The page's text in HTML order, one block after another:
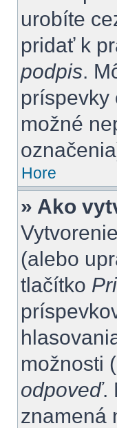
urobíte
pridať k
podpis.
príspevky
možné
Hore
» Ako
(alebo
tlačítko
možnosti
odpoveď.
znamená